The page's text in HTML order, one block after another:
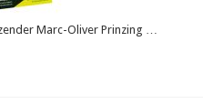
Marc-Oliver Prinzing …